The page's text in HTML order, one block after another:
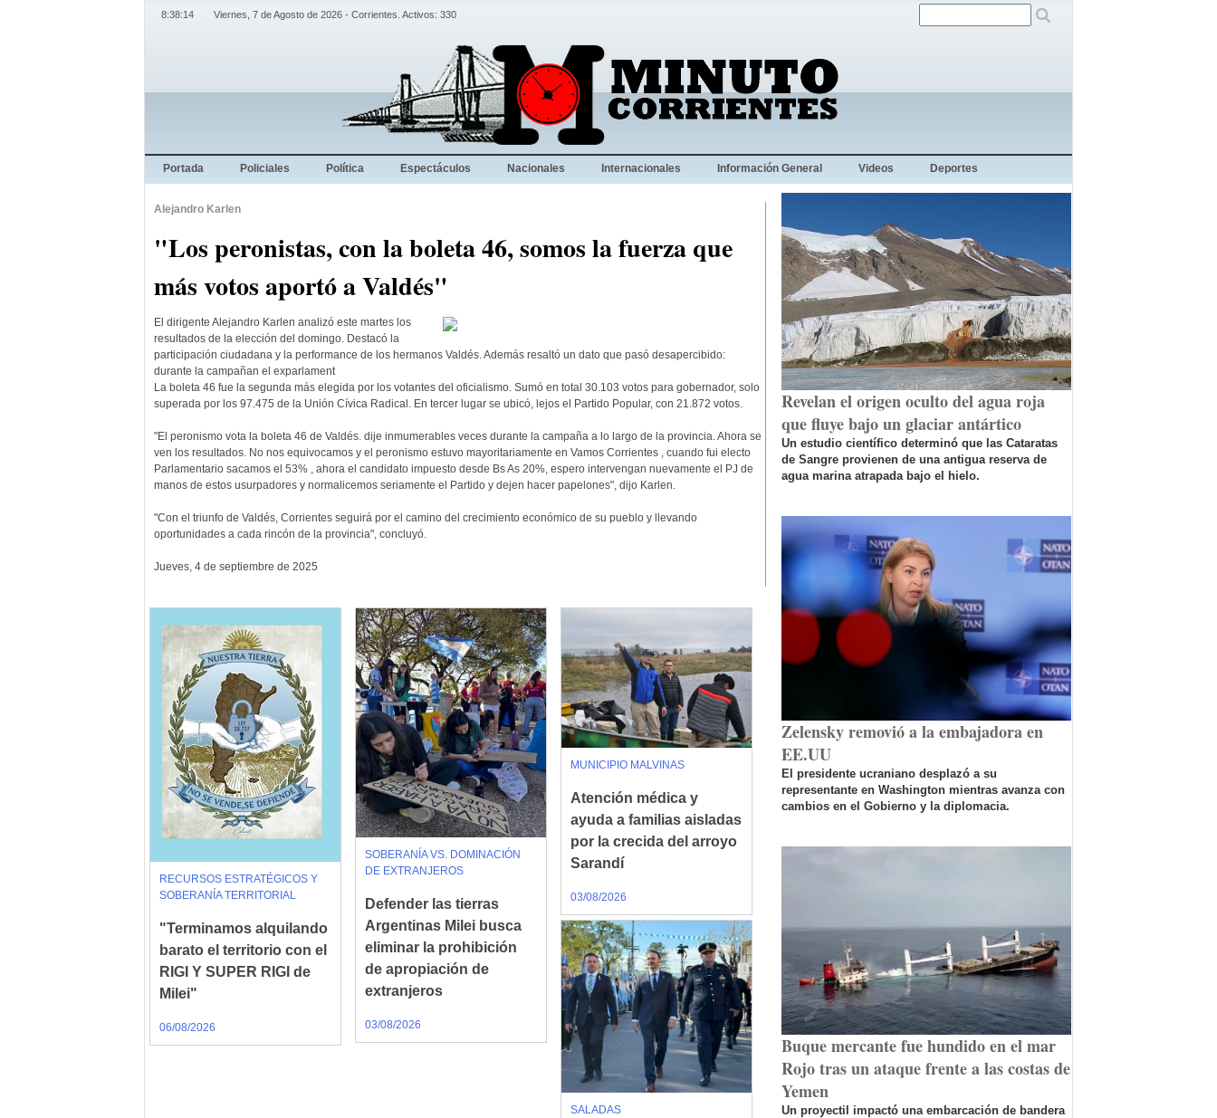
8:38:15 Viernes, 7 de Agosto de 2026 - Corrientes. Activos: 330
Portada Policiales Política Espectáculos Nacionales Internacionales Información General Videos Deportes
Alejandro Karlen
"Los peronistas, con la boleta 46, somos la fuerza que
más votos aportó a Valdés"
El dirigente Alejandro Karlen analizó este martes los
resultados de la elección del domingo. Destacó la
participación ciudadana y la performance de los hermanos Valdés. Además resaltó un dato que pasó desapercibido:
durante la campañan el exparlament
La boleta 46 fue la segunda más elegida por los votantes del oficialismo. Sumó en total 30.103 votos para gobernador, solo
superada por los 97.475 de la Unión Cívica Radical. En tercer lugar se ubicó, lejos el Partido Popular, con 21.872 votos.
"El peronismo vota la boleta 46 de Valdés. dije inmumerables veces durante la campaña a lo largo de la provincia. Ahora se
ven los resultados. No nos equivocamos y el peronismo estuvo mayoritariamente en Vamos Corrientes , cuando fui electo
Parlamentario sacamos el 53% , ahora el candidato impuesto desde Bs As 20%, espero intervengan nuevamente el PJ de
manos de estos usurpadores y normalicemos seriamente el Partido y dejen hacer papelones", dijo Karlen.
"Con el triunfo de Valdés, Corrientes seguirá por el camino del crecimiento económico de su pueblo y llevando
oportunidades a cada rincón de la provincia", concluyó.
Jueves, 4 de septiembre de 2025
RECURSOS ESTRATÉGICOS Y
SOBERANÍA TERRITORIAL
"Terminamos alquilando
barato el territorio con el
RIGI Y SUPER RIGI de
Milei"
06/08/2026
SOBERANÍA VS. DOMINACIÓN
DE EXTRANJEROS
Defender las tierras
Argentinas Milei busca
eliminar la prohibición
de apropiación de
extranjeros
03/08/2026
MUNICIPIO MALVINAS
Atención médica y
ayuda a familias aisladas
por la crecida del arroyo
Sarandí
03/08/2026
SALADAS
Revelan el origen oculto del agua roja
que fluye bajo un glaciar antártico
Un estudio científico determinó que las Cataratas
de Sangre provienen de una antigua reserva de
agua marina atrapada bajo el hielo.
Zelensky removió a la embajadora en
EE.UU
El presidente ucraniano desplazó a su
representante en Washington mientras avanza con
cambios en el Gobierno y la diplomacia.
Buque mercante fue hundido en el mar
Rojo tras un ataque frente a las costas de
Yemen
Un proyectil impactó una embarcación de bandera